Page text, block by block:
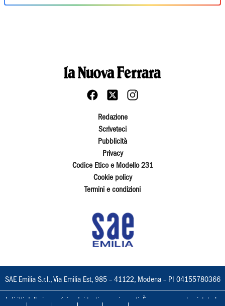
Redazione
Scriveteci
Pubblicità
Privacy
Codice Etico e Modello 231
Cookie policy
Termini e condizioni
SAE Emilia S.r.l., Via Emilia Est, 985 – 41122, Modena – PI 04155780366
I diritti delle immagini e dei testi sono riservati. È espressamente vietata la